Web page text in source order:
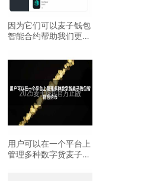
因为它们可以麦子钱包
智能合约帮助我们更加
用户可以在一个平台上
管理多种数字货麦子钱